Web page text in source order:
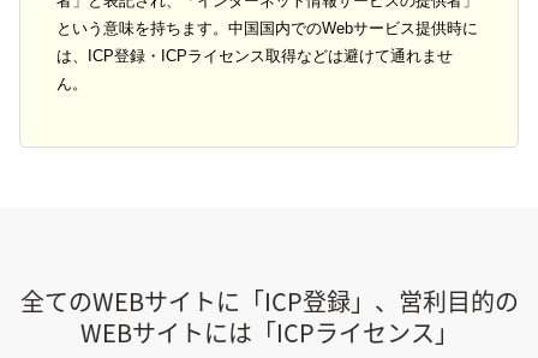
という意味を持ちます。中国国内でのWebサービス提供時に
は、ICP登録・ICPライセンス取得などは避けて通れませ
ん。
全てのWEBサイトに「ICP登録」、営利目的の
WEBサイトには「ICPライセンス」